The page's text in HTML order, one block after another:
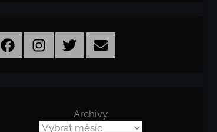
FacebookInstagramTwitterEmail
Archivy